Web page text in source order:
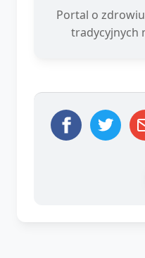
Portal o
tradycyjnych